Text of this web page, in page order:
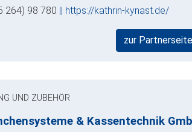
264) 98 780 || https://kathrin-kynast.de/
zur
UND ZUBEHÖR
& Kassentechnik